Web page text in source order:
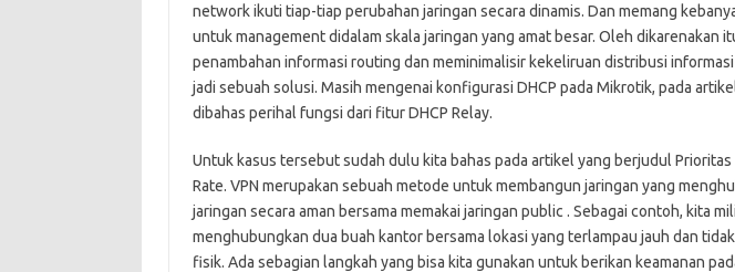
network ikuti tiap-tiap perubahan jaringan secara dinamis. Dan memang
untuk management didalam skala jaringan yang amat besar. Oleh dikarenakan
penambahan informasi routing dan meminimalisir kekeliruan distribusi informasi
jadi sebuah solusi. Masih mengenai konfigurasi DHCP pada Mikrotik, pada
dibahas perihal fungsi dari fitur DHCP Relay.
Untuk kasus tersebut sudah dulu kita bahas pada artikel yang berjudul
Rate. VPN merupakan sebuah metode untuk membangun jaringan yang
jaringan secara aman bersama memakai jaringan public . Sebagai contoh, kita
menghubungkan dua buah kantor bersama lokasi yang terlampau jauh dan
fisik. Ada sebagian langkah yang bisa kita gunakan untuk berikan keamanan